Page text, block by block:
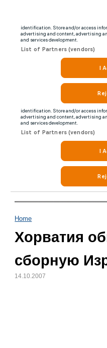
Home
Хорватия
сборную
14.10.2007